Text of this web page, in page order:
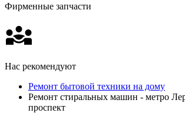
Фирменные запчасти
Нас рекомендуют
Ремонт бытовой техники на дому
Ремонт стиральных машин - метро
проспект